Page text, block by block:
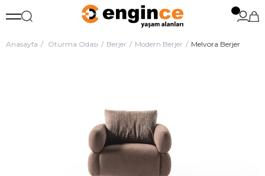
Anasayfa Oturma Odası Berjer Modern Berjer Melvora Berjer